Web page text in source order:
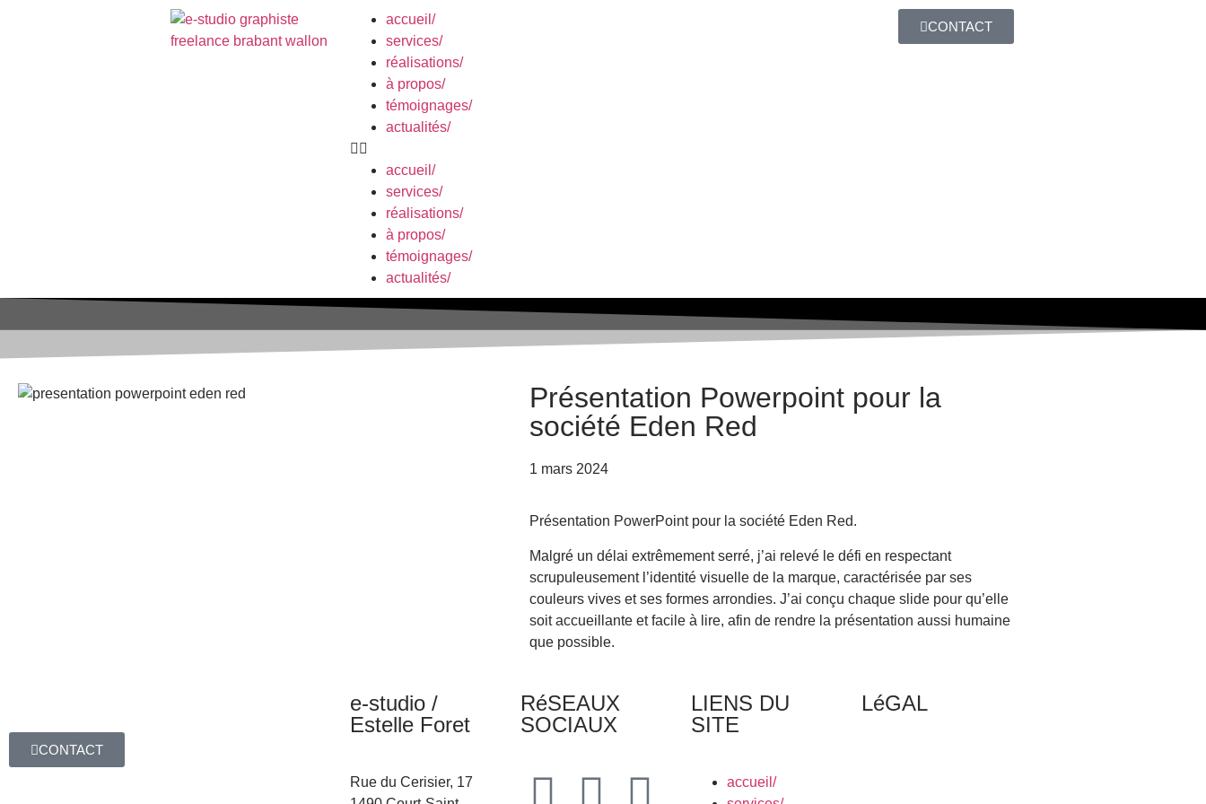
accueil/
services/
réalisations/
à propos/
témoignages/
actualités/
accueil/
services/
réalisations/
à propos/
témoignages/
actualités/
CONTACT
Présentation Powerpoint pour la
société Eden Red
1 mars 2024
Présentation PowerPoint pour la société Eden Red.
Malgré un délai extrêmement serré, j’ai relevé le défi en respectant
scrupuleusement l’identité visuelle de la marque, caractérisée par ses
couleurs vives et ses formes arrondies. J’ai conçu chaque slide pour qu’elle
soit accueillante et facile à lire, afin de rendre la présentation aussi humaine
que possible.
CONTACT
e-studio /
Estelle Foret
Rue du Cerisier, 17
RéSEAUX
SOCIAUX
LIENS DU
SITE
accueil/
LéGAL